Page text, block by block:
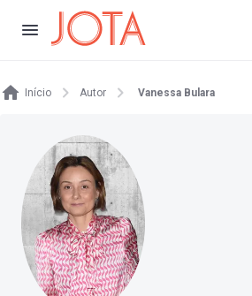
Início Autor Vanessa Bulara